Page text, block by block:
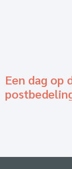
Een dag op